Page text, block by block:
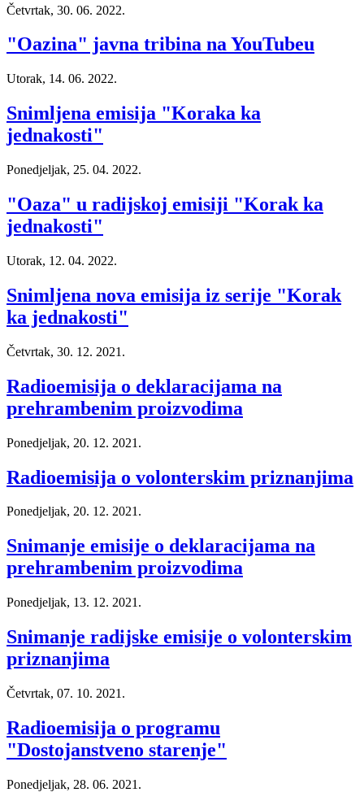
Četvrtak, 30. 06. 2022.
"Oazina" javna tribina na YouTubeu
Utorak, 14. 06. 2022.
Snimljena emisija "Koraka ka
jednakosti"
Ponedjeljak, 25. 04. 2022.
"Oaza" u radijskoj emisiji "Korak ka
jednakosti"
Utorak, 12. 04. 2022.
Snimljena nova emisija iz serije "Korak
ka jednakosti"
Četvrtak, 30. 12. 2021.
Radioemisija o deklaracijama na
prehrambenim proizvodima
Ponedjeljak, 20. 12. 2021.
Radioemisija o volonterskim priznanjima
Ponedjeljak, 20. 12. 2021.
Snimanje emisije o deklaracijama na
prehrambenim proizvodima
Ponedjeljak, 13. 12. 2021.
Snimanje radijske emisije o volonterskim
priznanjima
Četvrtak, 07. 10. 2021.
Radioemisija o programu
"Dostojanstveno starenje"
Ponedjeljak, 28. 06. 2021.